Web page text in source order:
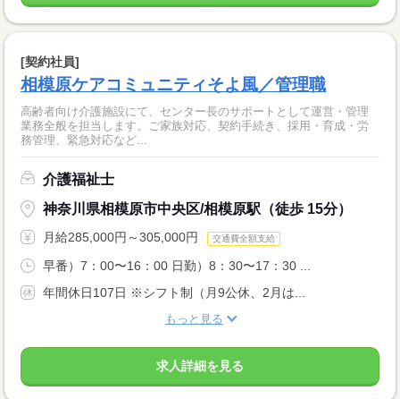
[契約社員]
相模原ケアコミュニティそよ風／管理職
高齢者向け介護施設にて、センター長のサポートとして運営・管理
業務全般を担当します。ご家族対応、契約手続き、採用・育成・労
務管理、緊急対応など...
介護福祉士
神奈川県相模原市中央区/相模原駅（徒歩 15分）
月給285,000円～305,000円 交通費全額支給
早番）7：00〜16：00 日勤）8：30〜17：30 ...
年間休日107日 ※シフト制（月9公休、2月は...
もっと見る
求人詳細を見る